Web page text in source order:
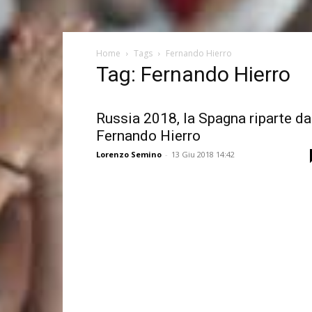
Home Tags Fernando Hierro
Tag: Fernando Hierro
Russia 2018, la Spagna riparte da
Fernando Hierro
Lorenzo Semino - 13 Giu 2018 14:42